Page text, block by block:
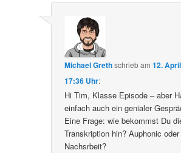
Michael Grethschriebam12.
17:36 Uhr:
Hi Tim, Klasse Episode – aber
einfach auch ein genialer
Eine Frage: wie bekommst Du
Transkription hin? Auphonic
Nachsrbeit?